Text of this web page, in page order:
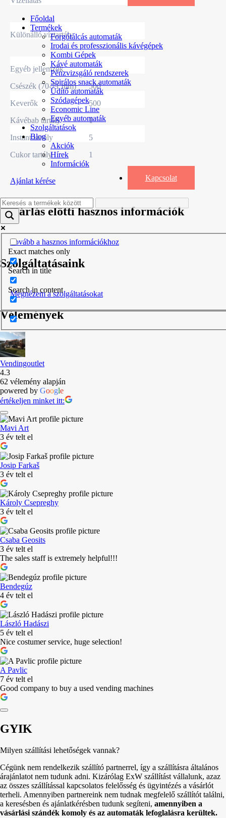
Főoldal
Termékek
Forgótálcás automaták
Irodai és professzionális kávégépek
Kombi Gépek
Kávé automaták
Pénzvizsgáló rendszerek
Spirálos snack automaták
Üdítő automaták
Szódagépek
Economic Line
Egyéb automaták
Szolgáltatások
Blog
Akciók
Hírek
Információk
Kapcsolat
Exact matches only
Search in title
Search in content
Különálló víztartály
Egyéb jellemzők
Csészék (70-71 mm)
500
Keverők
500
Kávébab tartály
1
Instant tartály
5
Cukor tartály
1
Ajánlat kérése
Vásárlás elötti hasznos információk
Tovább a hasznos információkhoz
Szolgáltatásaink
Megnézem a szolgáltatásokat
Vélemények
Vendingoutlet
4.3
62 vélemény alapján
powered by Google
értékeljen minket itt:
Mavi Art
3 év telt el
Josip Farkaš
3 év telt el
Károly Csepreghy
3 év telt el
Csaba Geosits
3 év telt el
The sales staff is extremely helpful!!!
Bendegúz
4 év telt el
László Hadászi
5 év telt el
Nice costumer service, huge selection!
A Pavlic
7 év telt el
Good company to buy a used vending machines
GYIK
Milyen szállítási lehetőségek vannak?
Cégünk nem rendelkezik szállító partnerrel, így a szállításra általános
árajánlatot nem tudunk adni. Kizárólag ExW szállítást vállalunk, azaz
az összes szállítással kapcsolatos felelősség és ügyintézés a vásárlót
terheli. Amennyiben partnereink nem tudnak megfelelő szállítót találni,
a keresésben és ajánlatkérésben tudunk segíteni, amennyiben a
vásárlási szándék komoly és az automaták lefoglalásra kerültek.